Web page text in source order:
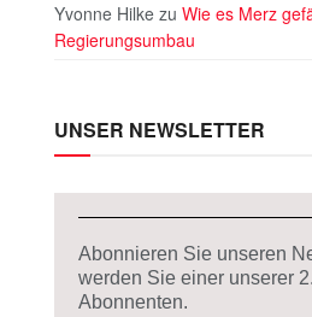
Yvonne Hilke zu Wie es Merz
Regierungsumbau
UNSER NEWSLETTER
Abonnieren Sie unseren
werden Sie einer unserer
Abonnenten.